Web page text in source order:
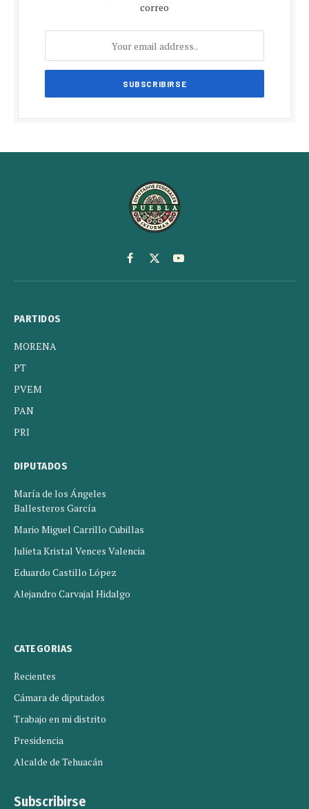
correo
Facebook
X
(Twitter)
YouTube
PARTIDOS
MORENA
PT
PVEM
PAN
PRI
DIPUTADOS
María de los Ángeles
Ballesteros García
Mario Miguel Carrillo Cubillas
Julieta Kristal Vences Valencia
Eduardo Castillo López
Alejandro Carvajal Hidalgo
CATEGORIAS
Recientes
Cámara de diputados
Trabajo en mi distrito
Presidencia
Alcalde de Tehuacán
Subscribirse